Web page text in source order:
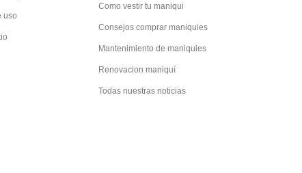
uso
Como vestir tu maniqui
Consejos comprar maniquies
Mantenimiento de maniquies
Renovacion maniquí
Todas nuestras noticias